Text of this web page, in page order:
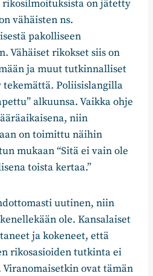
rikosilmoituksista on jätetty
vähäisten ns.
pakolliseen
Vähäiset rikokset siis on
ja muut tutkinnalliset
Poliisislangilla
alkuunsa. Vaikka ohje
niin
on toimittu näihin
mukaan “Sitä ei vain ole
toista kertaa.”
uutinen, niin
ole. Kansalaiset
ja kokeneet, että
rikosasioiden tutkinta ei
ovat tämän